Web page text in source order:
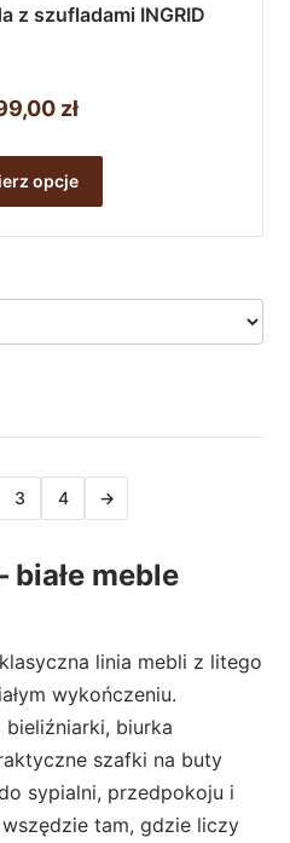
z szufladami INGRID
zł
opcje
ma
3 4 →
białe meble
linia mebli z litego
wykończeniu.
bieliźniarki, biurka
szafki na buty
sypialni, przedpokoju i
tam, gdzie liczy